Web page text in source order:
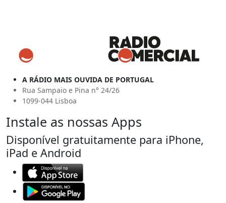
A RÁDIO MAIS OUVIDA DE PORTUGAL
Rua Sampaio e Pina n° 24/26
1099-044 Lisboa
Instale as nossas Apps
Disponível gratuitamente para iPhone,
iPad e Android